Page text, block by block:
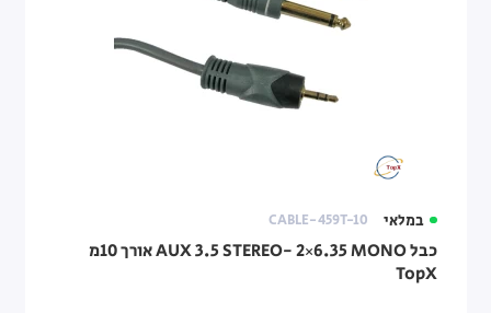
במלאי CABLE-459T-10
כבל AUX 3.5 STEREO- 2×6.35 MONO אורך 10מ
TopX